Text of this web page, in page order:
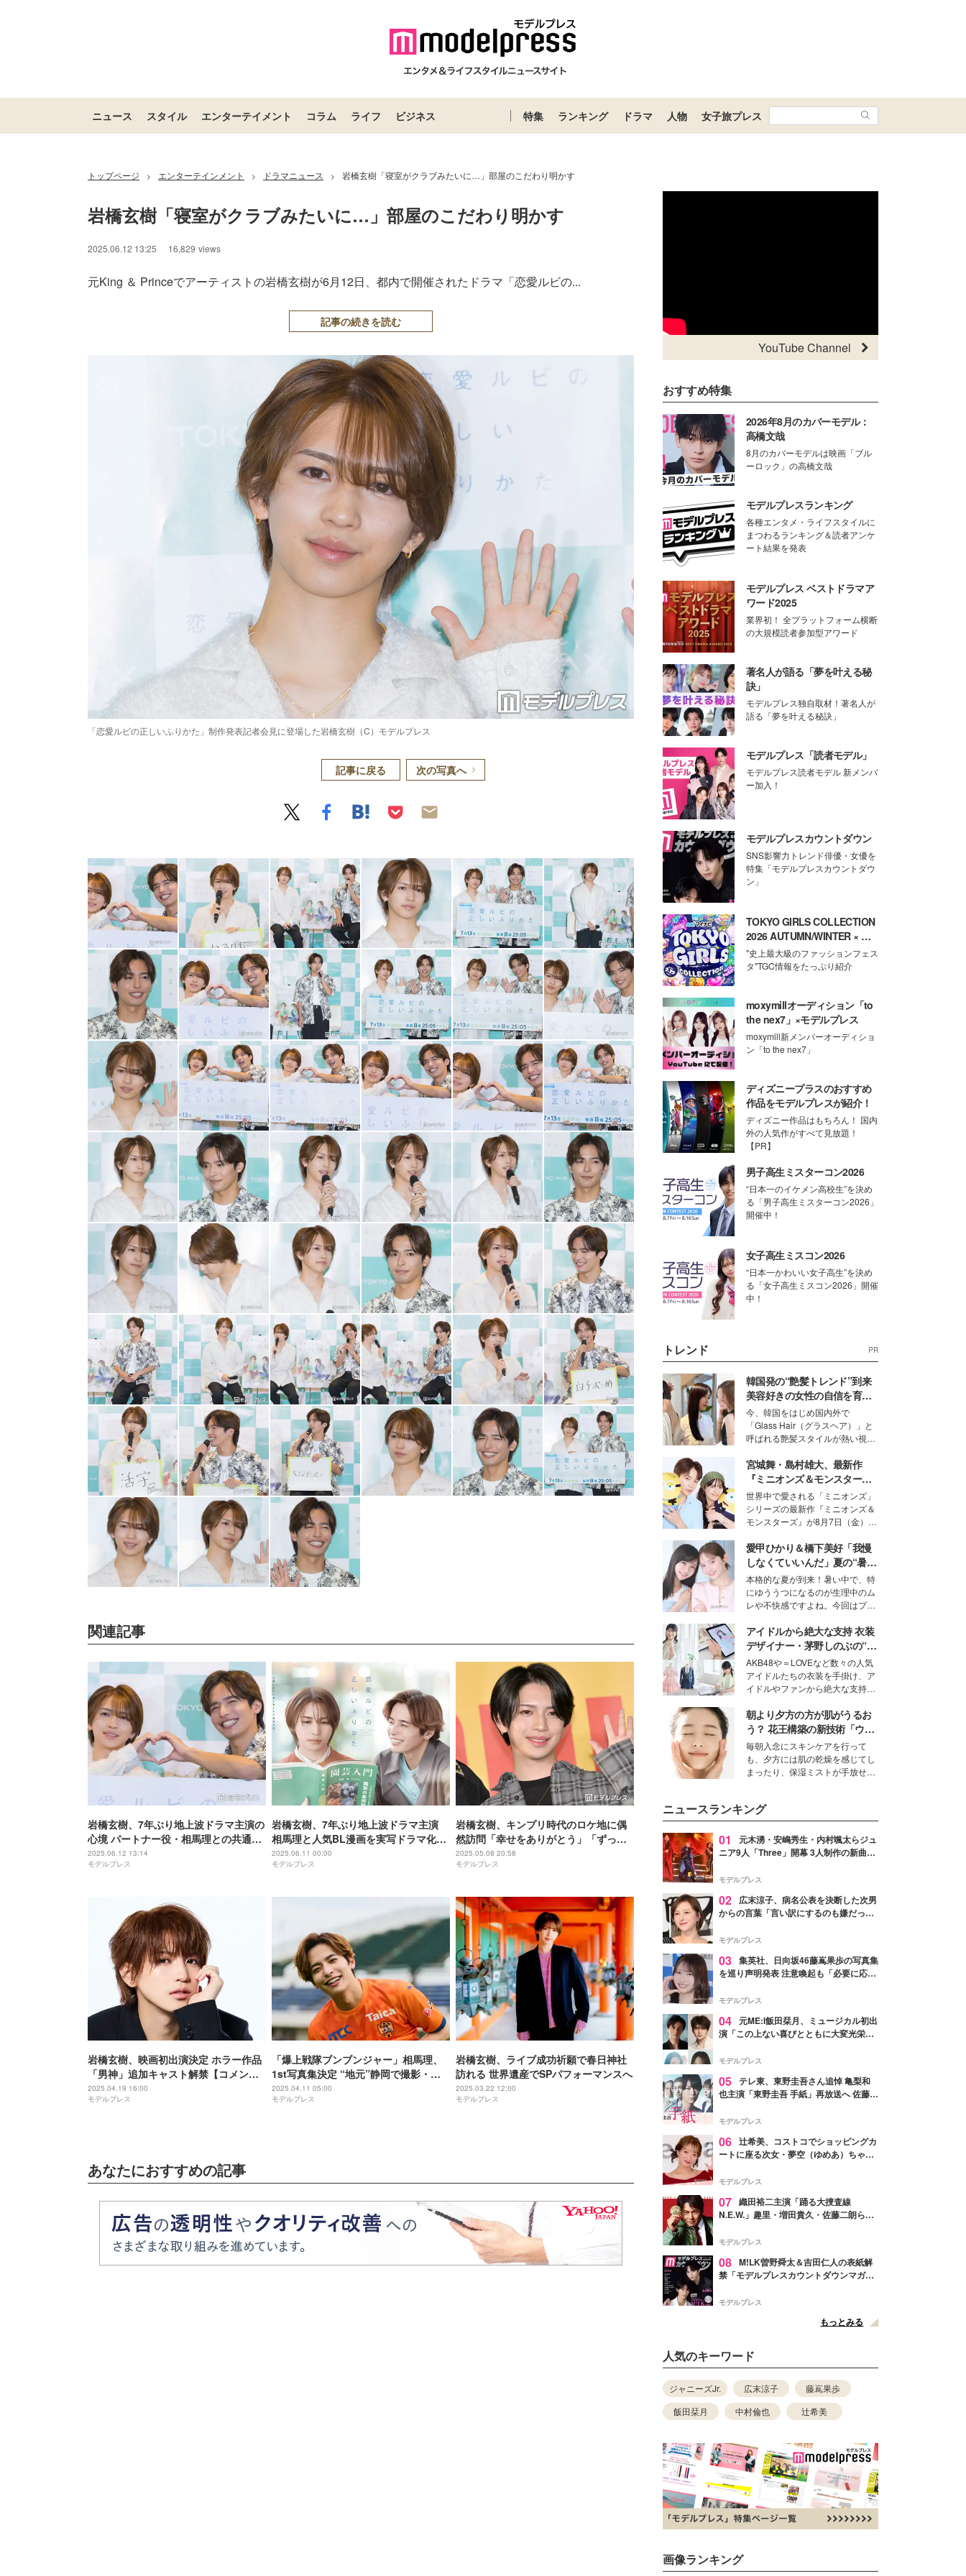
ニュース スタイル エンターテイメント コラム ライフ ビジネス 特集 ランキング ドラマ 人物 女子旅プレス
トップページ > エンターテインメント > ドラマニュース > 岩橋玄樹「寝室がクラブみたいに…」部屋のこだわり明かす
岩橋玄樹「寝室がクラブみたいに…」部屋のこだわり明かす
2025.06.12 13:25 16,829 views
元King ＆ Princeでアーティストの岩橋玄樹が6月12日、都内で開催されたドラマ「恋愛ルビの...
記事の続きを読む
「恋愛ルビの正しいふりかた」制作発表記者会見に登場した岩橋玄樹（C）モデルプレス
記事に戻る 次の写真へ
関連記事
岩橋玄樹、7年ぶり地上波ドラマ主演の
心境 パートナー役・相馬理との共通点
＆撮影秘話明かす
2025.06.12 13:14
モデルプレス
岩橋玄樹、7年ぶり地上波ドラマ主演
相馬理と人気BL漫画を実写ドラマ化
【恋愛ルビの正しいふりかた】
2025.06.11 00:00
モデルプレス
岩橋玄樹、キンプリ時代のロケ地に偶
然訪問「幸せをありがとう」「ずっと
大切な思い出」と反響殺到
2025.05.08 20:58
モデルプレス
岩橋玄樹、映画初出演決定 ホラー作品
「男神」追加キャスト解禁【コメン
ト】
2025.04.19 16:00
モデルプレス
「爆上戦隊ブンブンジャー」相馬理、
1st写真集決定 “地元”静岡で撮影・記
念イベントも開催【S+】
2025.04.11 05:00
モデルプレス
岩橋玄樹、ライブ成功祈願で春日神社
訪れる 世界遺産でSPパフォーマンスへ
2025.03.22 12:00
モデルプレス
あなたにおすすめの記事
YouTube Channel
おすすめ特集
2026年8月のカバーモデル：
高橋文哉
8月のカバーモデルは映画「ブル
ーロック」の高橋文哉
モデルプレスランキング
各種エンタメ・ライフスタイルに
まつわるランキング＆読者アンケ
ート結果を発表
モデルプレス ベストドラマア
ワード2025
業界初！ 全プラットフォーム横断
の大規模読者参加型アワード
著名人が語る「夢を叶える秘
訣」
モデルプレス独自取材！著名人が
語る「夢を叶える秘訣」
モデルプレス「読者モデル」
モデルプレス読者モデル 新メンバ
ー加入！
モデルプレスカウントダウン
SNS影響力トレンド俳優・女優を
特集「モデルプレスカウントダウ
ン」
TOKYO GIRLS COLLECTION
2026 AUTUMN/WINTER × モ
デルプレス
"史上最大級のファッションフェス
タ"TGC情報をたっぷり紹介
moxymillオーディション「to
the nex7」×モデルプレス
moxymill新メンバーオーディショ
ン「to the nex7」
ディズニープラスのおすすめ
作品をモデルプレスが紹介！
ディズニー作品はもちろん！ 国内
外の人気作がすべて見放題！
【PR】
男子高生ミスターコン2026
“日本一のイケメン高校生”を決め
る「男子高生ミスターコン2026」
開催中！
女子高生ミスコン2026
“日本一かわいい女子高生”を決め
る「女子高生ミスコン2026」開催
中！
トレンド PR
韓国発の“艶髪トレンド”到来
美容好きの女性の自信を育む
「ヘアケア事情」って？
今、韓国をはじめ国内外で
「Glass Hair（グラスヘア）」と
呼ばれる艶髪スタイルが熱い視線
ションの完成度を高めるベースと
して、“髪そのものの美しさ”に改
めて注目する人が増えている様
子。今回は、そんな憧れの艶やか
な髪を日常で叶える、美容好きの
女性たちのヘアケア事情を紹介し
ます。
宮城舞・島村雄大、最新作
『ミニオンズ＆モンスター
ズ』の魅力熱弁 ハチャメチャ
だけじゃない“友情と絆”に感
動
世界中で愛される「ミニオンズ」
シリーズの最新作『ミニオンズ＆
モンスターズ』が8月7日（金）に
ニオン好き”という共通点を持つモ
デルの宮城舞と島村雄大の特別対
談をお届け！それぞれの視点か
ら、今作ならではの魅力や予想外
の感動をもたらす奥深いストーリ
ーについて熱く語り合ってもらっ
た。
愛甲ひかり＆橋下美好「我慢
しなくていいんだ」夏の“暑さ
対策”の新しい選択肢とは？
本格的な夏が到来！暑い中で、特
にゆううつになるのが生理中のム
レや不快感ですよね。今回はプラ
モデル・愛甲ひかりさんと橋下美
好さんを迎えて本音で女子会トー
ク。猛暑のお出かけを快適に過ご
すヒントや、2人が感動した夏の
生理の新常識にも迫りました。
アイドルから絶大な支持 衣装
デザイナー・茅野しのぶの“可
愛い”を作る美学＜「シチズン
クロスシー」インタビュー＞
AKB48や＝LOVEなど数々の人気
アイドルたちの衣装を手掛け、ア
イドルやファンから絶大な支持を
取締役兼クリエイティブディレク
ター・茅野しのぶ。一人ひとりの
個性に寄り添い、魅力を引き出す
衣装作りは、多くの女性たちに勇
気と自信を与え続けている。
朝より夕方の方が肌がうるお
う？ 花王構築の新技術「ウォ
ーターキャプチャリングスキ
ン（捕水肌）」がスキンケア
の常識を変える予感
毎朝入念にスキンケアを行って
も、夕方には肌の乾燥を感じてし
まったり、保湿ミストが手放せな
性を秘めた、革新的な「Water
Capturing Skin（ウォーターキャ
プチャリングスキン：捕水肌）」
技術を、花王が構築した。
ニュースランキング
01
元木湧・安嶋秀生・内村颯太らジュ
ニア9人「Three」開幕 3人制作の新曲＆
進んで夢を掴みたい」【ゲネプロレポ】
モデルプレス
02
広末涼子、病名公表を決断した次男
からの言葉「言い訳にするのも嫌だっ
モデルプレス
03 集英社、日向坂46藤嶌果歩の写真集
を巡り声明発表 注意喚起も「必要に応じ
モデルプレス
04 元ME:I飯田栞月、ミュージカル初出
演「この上ない喜びとともに大変光栄」
ャスト発表
モデルプレス
05 テレ東、東野圭吾さん追悼 亀梨和
也主演「東野圭吾 手紙」再放送へ 佐藤隆
モデルプレス
06 辻希美、コストコでショッピングカ
ートに座る次女・夢空（ゆめあ）ちゃん
ぎ」「成長を感じる」の声
モデルプレス
07 織田裕二主演「踊る大捜査線
N.E.W.」趣里・増田貴久・佐藤二朗ら新
徴する“謎のキーワード”も
モデルプレス
08 M!LK曽野舜太＆吉田仁人の表紙解
禁「モデルプレスカウントダウンマガジ
モデルプレス
もっとみる
人気のキーワード
ジャニーズJr. 広末涼子
藤嶌果歩
飯田栞月
中村倫也 辻希美
画像ランキング